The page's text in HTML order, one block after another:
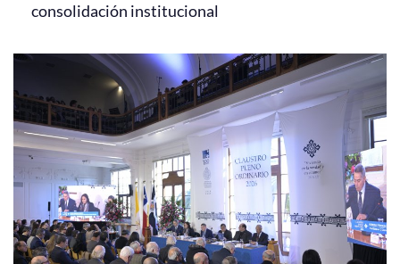
consolidación institucional